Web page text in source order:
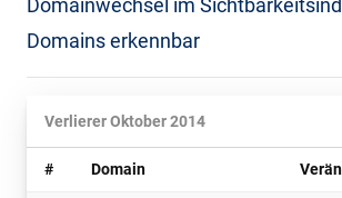
Domainwechsel im
Domains erkennbar
Verlierer Oktober 2014
# Domain